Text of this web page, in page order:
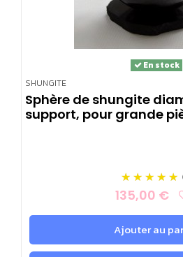
SHUNGITE
En stock
Sphère de shungite
support, pour grande
135,00 €
Ajouter au